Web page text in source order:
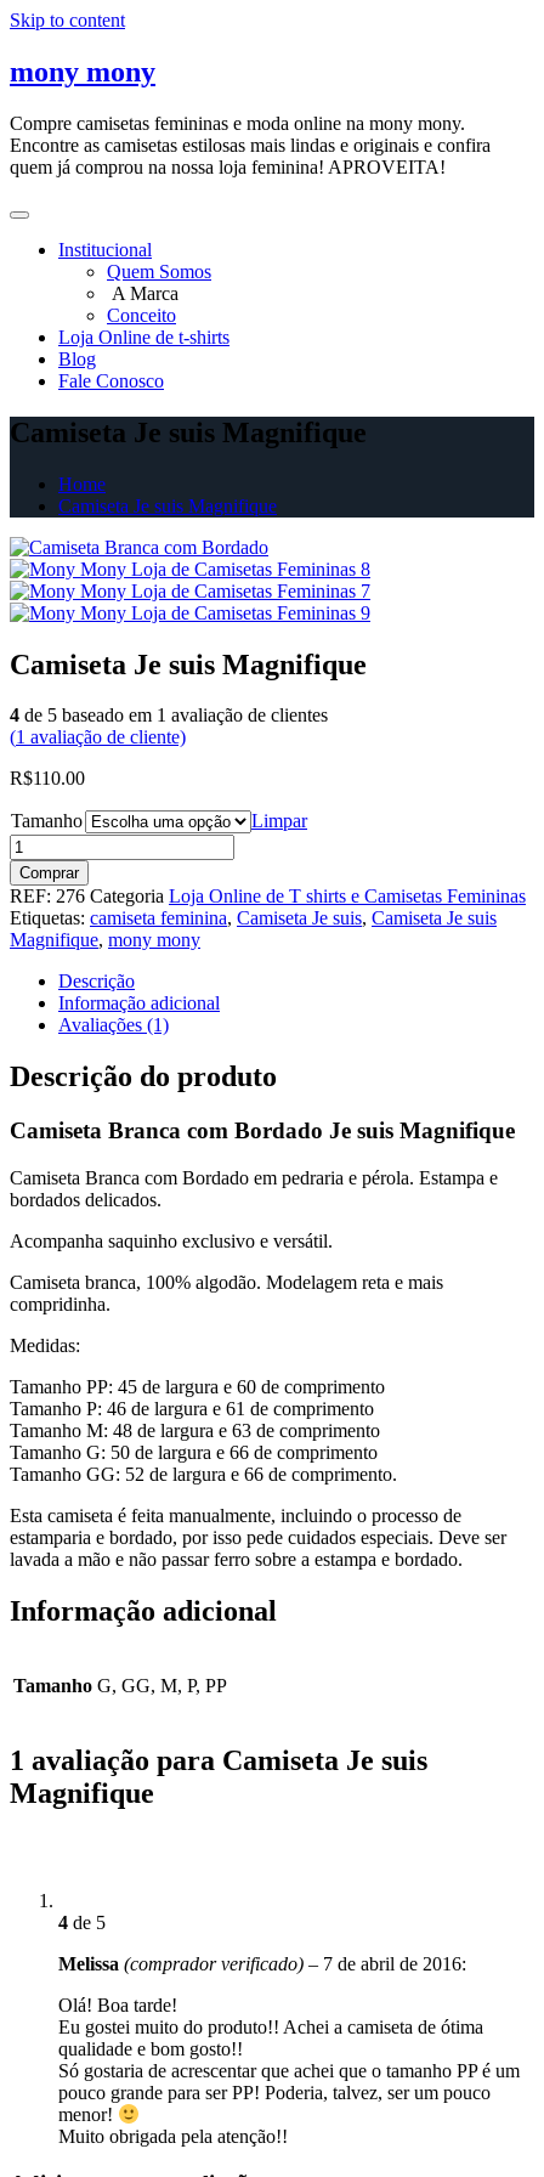
Skip to content
mony mony
Compre camisetas femininas e moda online na mony mony.
Encontre as camisetas estilosas mais lindas e originais e confira
quem já comprou na nossa loja feminina! APROVEITA!
Institucional
Quem Somos
A Marca
Conceito
Loja Online de t-shirts
Blog
Fale Conosco
Camiseta Je suis Magnifique
Home
Camiseta Je suis Magnifique
Camiseta Je suis Magnifique
4 de 5 baseado em 1 avaliação de clientes
(1 avaliação de cliente)
R$110.00
Tamanho Limpar
Comprar
REF: 276 Categoria Loja Online de T shirts e Camisetas Femininas
Etiquetas: camiseta feminina, Camiseta Je suis, Camiseta Je suis
Magnifique, mony mony
Descrição
Informação adicional
Avaliações (1)
Descrição do produto
Camiseta Branca com Bordado Je suis Magnifique
Camiseta Branca com Bordado em pedraria e pérola. Estampa e
bordados delicados.
Acompanha saquinho exclusivo e versátil.
Camiseta branca, 100% algodão. Modelagem reta e mais
compridinha.
Medidas:
Tamanho PP: 45 de largura e 60 de comprimento
Tamanho P: 46 de largura e 61 de comprimento
Tamanho M: 48 de largura e 63 de comprimento
Tamanho G: 50 de largura e 66 de comprimento
Tamanho GG: 52 de largura e 66 de comprimento.
Esta camiseta é feita manualmente, incluindo o processo de
estamparia e bordado, por isso pede cuidados especiais. Deve ser
lavada a mão e não passar ferro sobre a estampa e bordado.
Informação adicional
Tamanho G, GG, M, P, PP
1 avaliação para Camiseta Je suis
Magnifique
4 de 5
Melissa (comprador verificado) – 7 de abril de 2016:
Olá! Boa tarde!
Eu gostei muito do produto!! Achei a camiseta de ótima
qualidade e bom gosto!!
Só gostaria de acrescentar que achei que o tamanho PP é um
pouco grande para ser PP! Poderia, talvez, ser um pouco
menor!
Muito obrigada pela atenção!!